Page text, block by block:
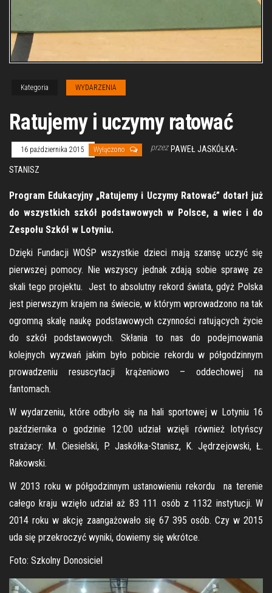
Kategoria WYDARZENIA
Ratujemy i uczymy ratować
16 października 2015 Wyłączono przez PAWEŁ JASKÓŁKA-
STANISZ
Program Edukacyjny „Ratujemy i Uczymy Ratować” dotarł już
do wszystkich szkół podstawowych w Polsce, a wiec i do
Zespołu Szkół w Lotyniu.
Dzięki Fundacji WOŚP wszystkie dzieci mają szansę uczyć się
pierwszej pomocy. Nie wszyscy jednak zdają sobie sprawę ze
skali tego projektu. Jest to absolutny rekord świata, gdyż Polska
jest pierwszym krajem na świecie, w którym wprowadzono na tak
ogromną skalę naukę podstawowych czynności ratujących życie
do szkół podstawowych. Skłania to nas do podejmowania
kolejnych wyzwań jakim było pobicie rekordu w półgodzinnym
prowadzeniu resuscytacji krążeniowo – oddechowej na
fantomach.
W wydarzeniu, które odbyło się na hali sportowej w Lotyniu 16
października o godzinie 12:00 udział wzięli również lotyńscy
strażacy: M. Ciesielski, P. Jaskółka-Stanisz, K. Jędrzejowski, Ł.
Rakowski.
W 2013 roku w półgodzinnym ustanowieniu rekordu na terenie
całego kraju wzięło udział aż 83 111 osób z 1132 instytucji. W
2014 roku w akcję zaangażowało się 67 395 osób. Czy w 2015
uda się przekroczyć wyniki, dowiemy się wkrótce.
Foto: Szkolny Donosiciel